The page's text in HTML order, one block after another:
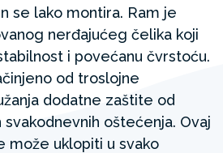
se lako montira. Ram je
nerđajućeg čelika koji
i povećanu čvrstoću.
od troslojne
dodatne zaštite od
oštećenja. Ovaj
može uklopiti u svako